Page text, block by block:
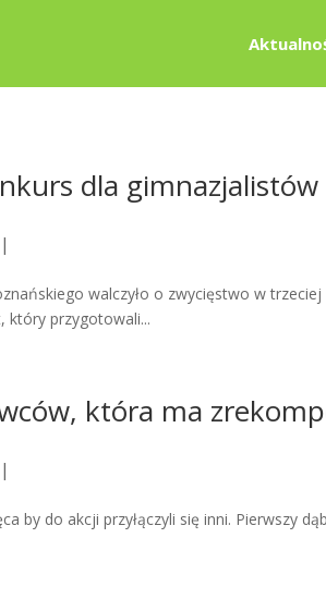
dla
walczyło o zwycięstwo w trzeciej
który przygotowali...
która ma
by do akcji przyłączyli się inni. Pierwszy